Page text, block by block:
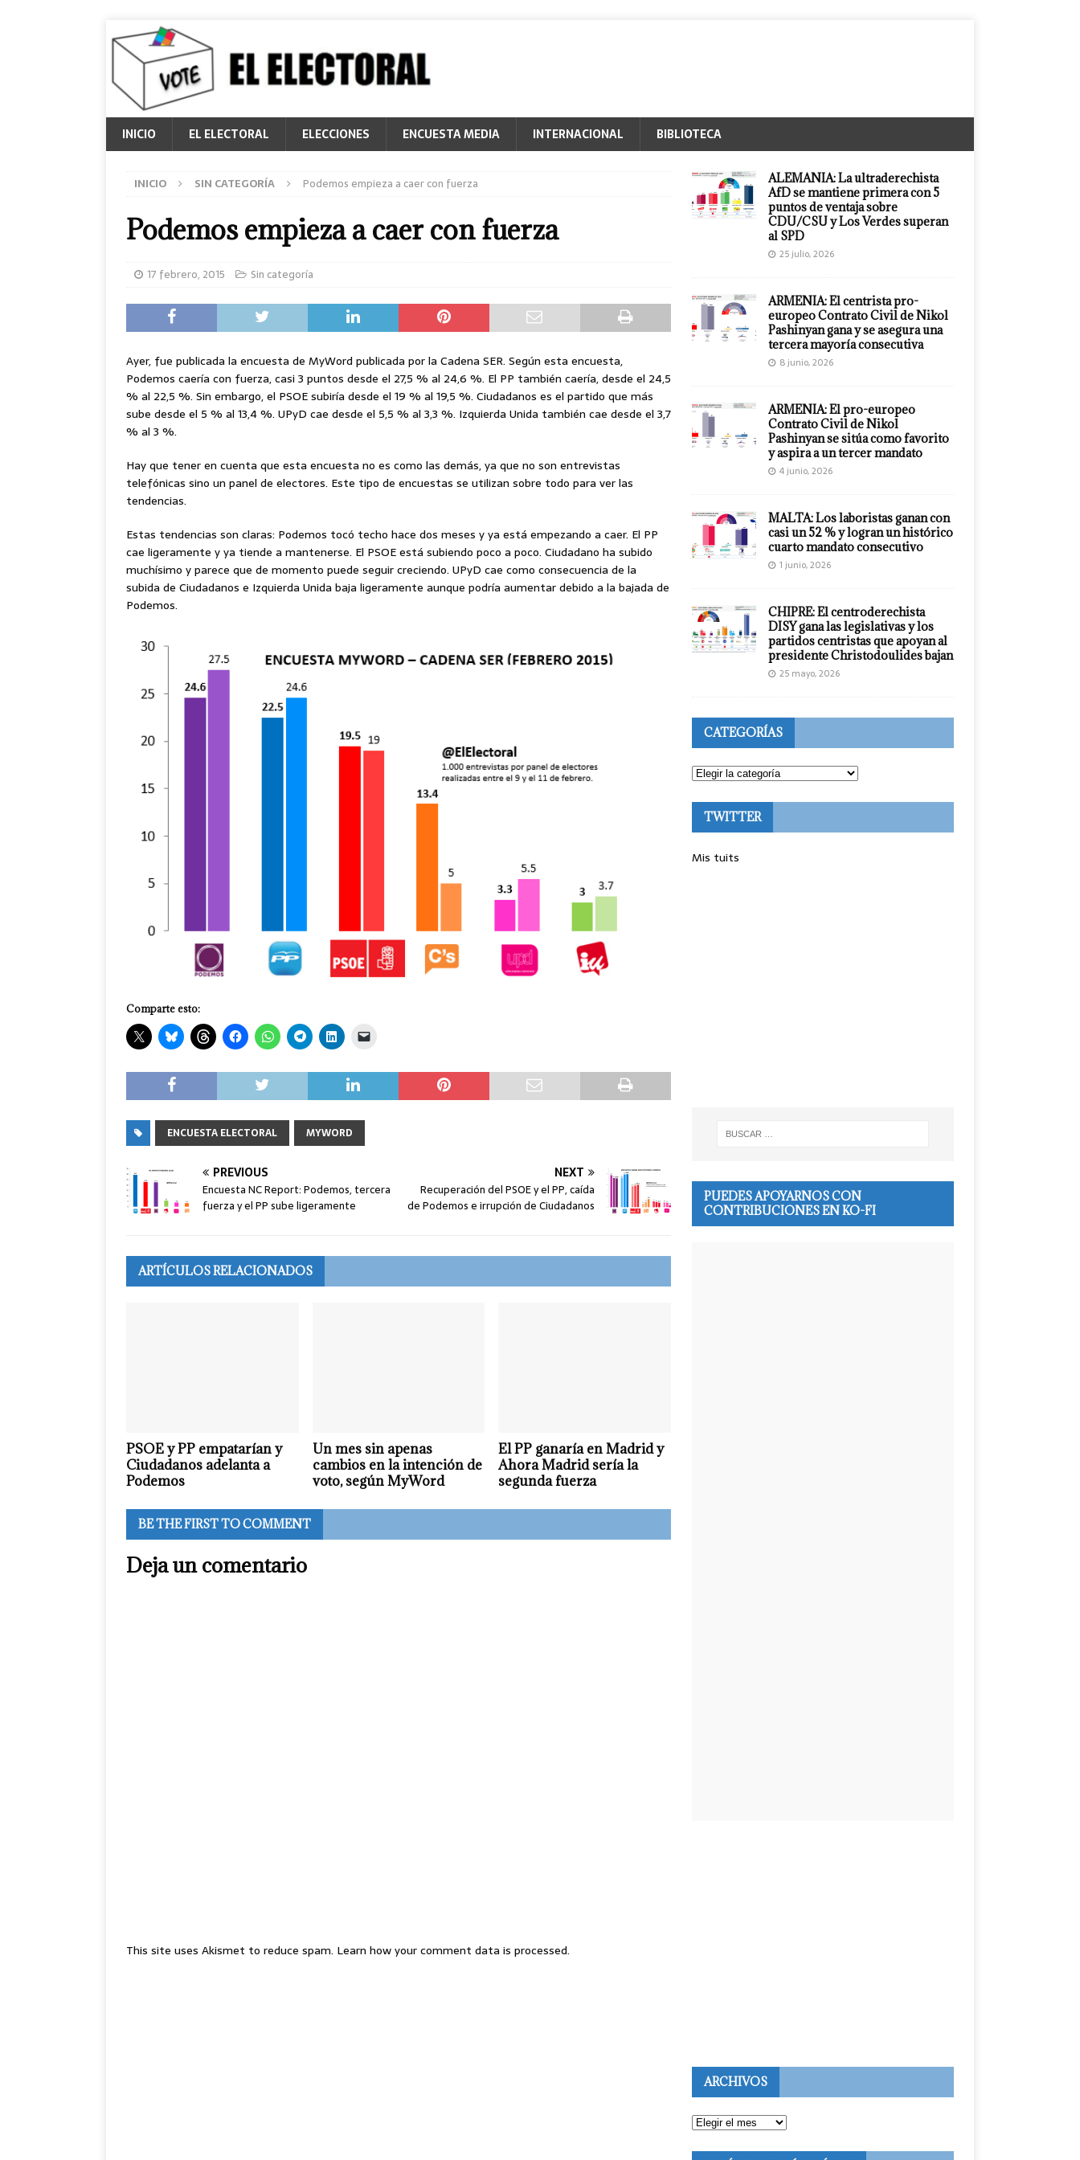
INICIO EL ELECTORAL ELECCIONES ENCUESTA MEDIA INTERNACIONAL BIBLIOTECA
INICIO SIN CATEGORÍA Podemos empieza a caer con fuerza
Podemos empieza a caer con fuerza
17 febrero, 2015 Sin categoría
Ayer, fue publicada la encuesta de MyWord publicada por la Cadena SER. Según esta encuesta,
Podemos caería con fuerza, casi 3 puntos desde el 27,5 % al 24,6 %. El PP también caería, desde el 24,5
% al 22,5 %. Sin embargo, el PSOE subiría desde el 19 % al 19,5 %. Ciudadanos es el partido que más
sube desde el 5 % al 13,4 %. UPyD cae desde el 5,5 % al 3,3 %. Izquierda Unida también cae desde el 3,7
% al 3 %.
Hay que tener en cuenta que esta encuesta no es como las demás, ya que no son entrevistas
telefónicas sino un panel de electores. Este tipo de encuestas se utilizan sobre todo para ver las
tendencias.
Estas tendencias son claras: Podemos tocó techo hace dos meses y ya está empezando a caer. El PP
cae ligeramente y ya tiende a mantenerse. El PSOE está subiendo poco a poco. Ciudadano ha subido
muchísimo y parece que de momento puede seguir creciendo. UPyD cae como consecuencia de la
subida de Ciudadanos e Izquierda Unida baja ligeramente aunque podría aumentar debido a la bajada de
Podemos.
Comparte esto:
ENCUESTA ELECTORAL MYWORD
PREVIOUS
Encuesta NC Report: Podemos, tercera
fuerza y el PP sube ligeramente
NEXT
Recuperación del PSOE y el PP, caída
de Podemos e irrupción de Ciudadanos
ARTÍCULOS RELACIONADOS
PSOE y PP empatarían y
Ciudadanos adelanta a
Podemos
Un mes sin apenas
cambios en la intención de
voto, según MyWord
El PP ganaría en Madrid y
Ahora Madrid sería la
segunda fuerza
BE THE FIRST TO COMMENT
Deja un comentario
This site uses Akismet to reduce spam. Learn how your comment data is processed.
ALEMANIA: La ultraderechista
AfD se mantiene primera con 5
puntos de ventaja sobre
CDU/CSU y Los Verdes superan
al SPD
25 julio, 2026
ARMENIA: El centrista pro-
europeo Contrato Civil de Nikol
Pashinyan gana y se asegura una
tercera mayoría consecutiva
8 junio, 2026
ARMENIA: El pro-europeo
Contrato Civil de Nikol
Pashinyan se sitúa como favorito
y aspira a un tercer mandato
4 junio, 2026
MALTA: Los laboristas ganan con
casi un 52 % y logran un histórico
cuarto mandato consecutivo
1 junio, 2026
CHIPRE: El centroderechista
DISY gana las legislativas y los
partidos centristas que apoyan al
presidente Christodoulides bajan
25 mayo, 2026
CATEGORÍAS
TWITTER
Mis tuits
PUEDES APOYARNOS CON
CONTRIBUCIONES EN KO-FI
ARCHIVOS